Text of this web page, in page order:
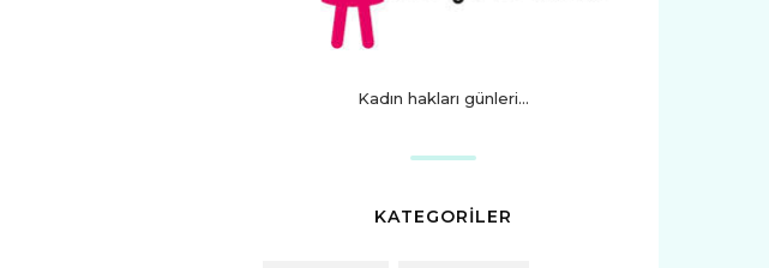
Kadın hakları günleri...
KATEGORİLER